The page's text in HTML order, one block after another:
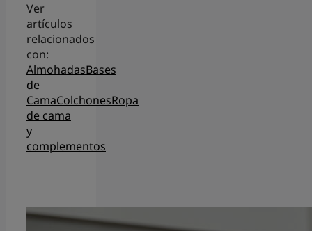
Ver
artículos
relacionados
con:
AlmohadasBases
de
CamaColchonesRopa
de cama
y
complementos